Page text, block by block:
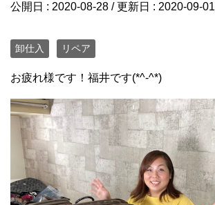
公開日 : 2020-08-28 / 更新日 : 2020-09-01
卸仕入 リペア
お疲れ様です！福井です(*^-^*)